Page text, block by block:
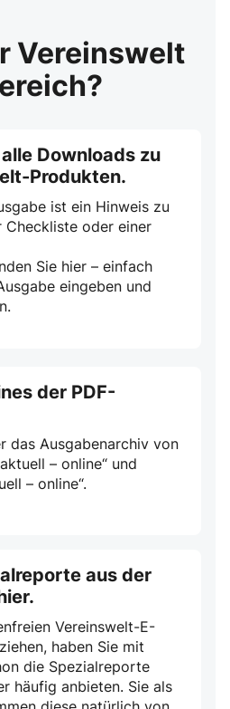
Vereinswelt
Downloads zu
Produkten.
ist ein Hinweis zu
Checkliste oder einer
Sie hier – einfach
eingeben und
der PDF-
das Ausgabenarchiv von
– online“ und
– online“.
aus der
Vereinswelt-E-
haben Sie mit
die Spezialreporte
häufig anbieten. Sie als